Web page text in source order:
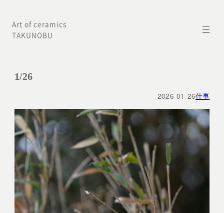
容
を
Art of ceramics
TAKUNOBU
1/26
2026-01-26仕事